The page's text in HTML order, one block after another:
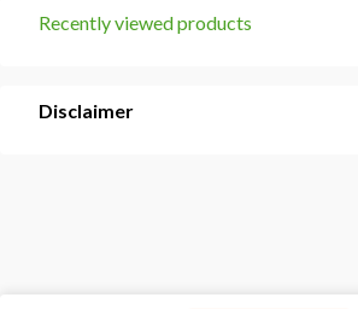
Recently viewed products
Disclaimer